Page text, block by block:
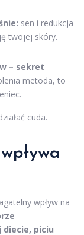
sen i redukcja
twojej skóry.
– sekret
metoda, to
cuda.
wpływ na
piciu